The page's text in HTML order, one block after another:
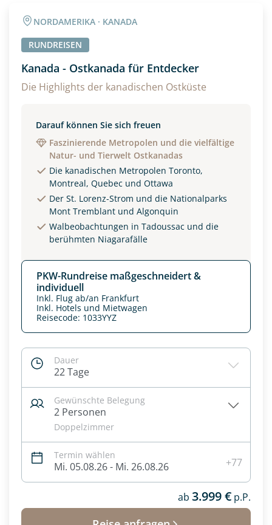
NORDAMERIKA · KANADA
RUNDREISEN
Kanada - Ostkanada für Entdecker
Die Highlights der kanadischen Ostküste
Darauf können Sie sich freuen
Faszinierende Metropolen und die vielfältige
Natur- und Tierwelt Ostkanadas
Die kanadischen Metropolen Toronto,
Montreal, Quebec und Ottawa
Der St. Lorenz-Strom und die Nationalparks
Mont Tremblant und Algonquin
Walbeobachtungen in Tadoussac und die
berühmten Niagarafälle
PKW-Rundreise maßgeschneidert &
individuell
Inkl. Flug ab/an Frankfurt
Inkl. Hotels und Mietwagen
Reisecode: 1033YYZ
Dauer
22 Tage
Gewünschte Belegung
2 Personen
Doppelzimmer
Termin wählen
Mi. 05.08.26 - Mi. 26.08.26 +77
ab 3.999 € p.P.
Alter
Unterkunft
EZ Familienzimmer
Reisebeginn
Option 2
Weitere Informationen
Datenschutz & Transparenz ist uns sehr wichtig!
Die Anfrage wird via SSL verschlüsselt an unseren Server
geschickt. Mit Absenden des Formulars, erklären Sie, dass
Widerrufhinweisezur
Kenntnis genommen und akzeptiert haben.